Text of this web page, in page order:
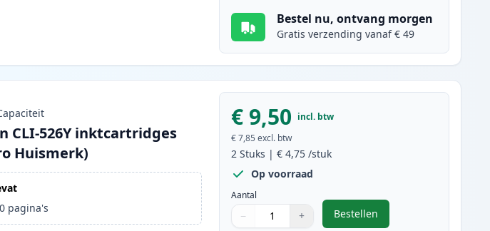
Bestel nu, ontvang morgen
Gratis verzending vanaf € 49
CLI-526Y inktcartridges
Huismerk)
pagina's
€ 9,50 incl. btw
€ 7,85 excl. btw
2 Stuks |€ 4,75 /stuk
Op voorraad
Aantal
Aantal
Gebruik de knoppen om aan te passen
− +
Aantal 1
Bestellen
,2 stuks Canon CLI-526Y